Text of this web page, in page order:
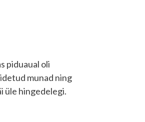
piduaual oli
munad ning
üle hingedelegi.